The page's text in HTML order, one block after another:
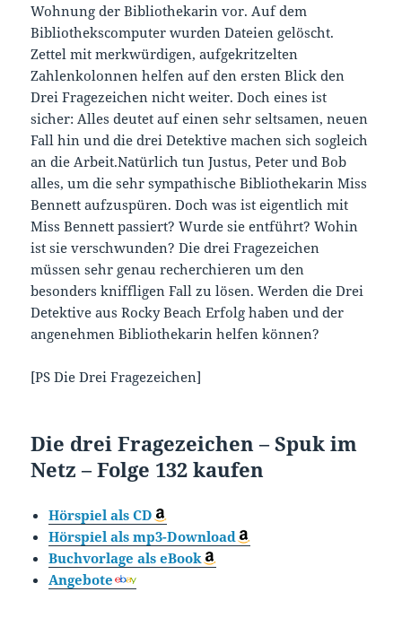
Wohnung der Bibliothekarin vor. Auf dem
Bibliothekscomputer wurden Dateien gelöscht.
Zettel mit merkwürdigen, aufgekritzelten
Zahlenkolonnen helfen auf den ersten Blick den
Drei Fragezeichen nicht weiter. Doch eines ist
sicher: Alles deutet auf einen sehr seltsamen, neuen
Fall hin und die drei Detektive machen sich sogleich
an die Arbeit.Natürlich tun Justus, Peter und Bob
alles, um die sehr sympathische Bibliothekarin Miss
Bennett aufzuspüren. Doch was ist eigentlich mit
Miss Bennett passiert? Wurde sie entführt? Wohin
ist sie verschwunden? Die drei Fragezeichen
müssen sehr genau recherchieren um den
besonders kniffligen Fall zu lösen. Werden die Drei
Detektive aus Rocky Beach Erfolg haben und der
angenehmen Bibliothekarin helfen können?
[PS Die Drei Fragezeichen]
Die drei Fragezeichen – Spuk im
Netz – Folge 132 kaufen
Hörspiel als CD
Hörspiel als mp3-Download
Buchvorlage als eBook
Angebote